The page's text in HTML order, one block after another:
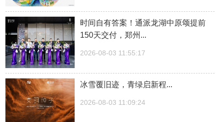
时间自有答案！通派龙湖中原颂提前
150天交付，郑州...
2026-08-03 11:55:17
冰雪覆旧迹，青绿启新程...
2026-08-03 11:09:24